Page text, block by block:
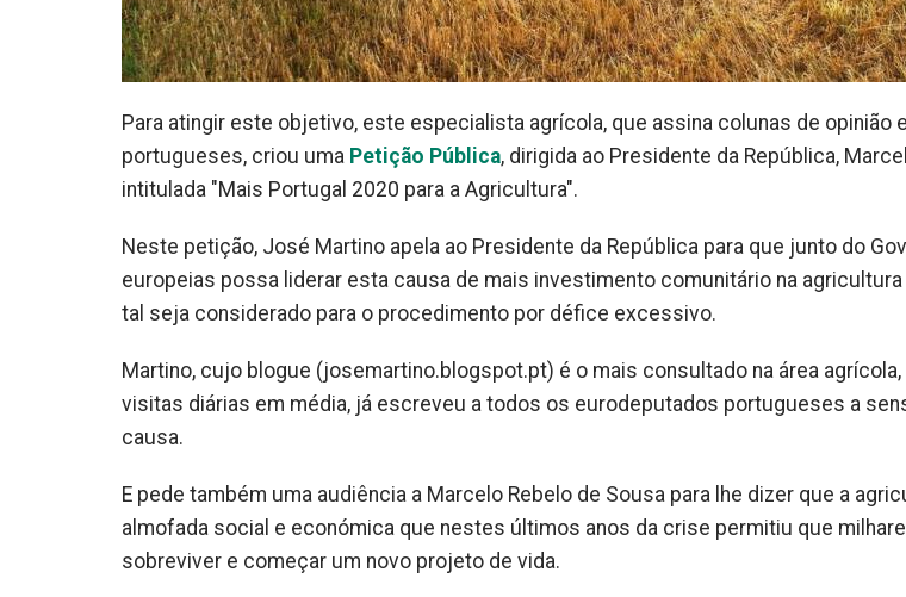
Para atingir este objetivo, este especialista agrícola, que assina colunas de opinião
portugueses, criou uma Petição Pública, dirigida ao Presidente da República,
intitulada "Mais Portugal 2020 para a Agricultura".
Neste petição, José Martino apela ao Presidente da República para que junto do
europeias possa liderar esta causa de mais investimento comunitário na
tal seja considerado para o procedimento por défice excessivo.
Martino, cujo blogue (josemartino.blogspot.pt) é o mais consultado na área agrícola,
visitas diárias em média, já escreveu a todos os eurodeputados portugueses a
causa.
E pede também uma audiência a Marcelo Rebelo de Sousa para lhe dizer que a
almofada social e económica que nestes últimos anos da crise permitiu que
sobreviver e começar um novo projeto de vida.